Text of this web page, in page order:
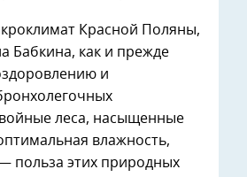
Красной Поляны,
Бабкина, как и прежде
и
леса, насыщенные
влажность,
польза этих природных